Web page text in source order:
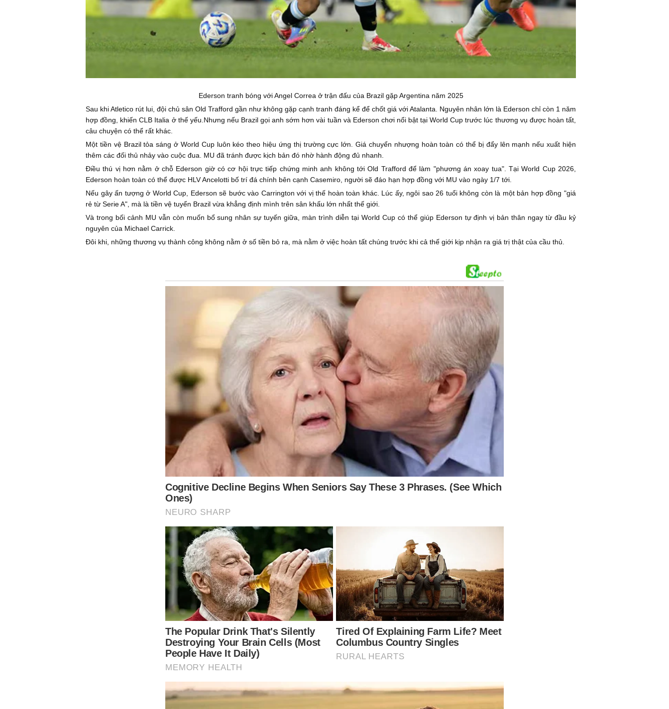
Ederson tranh bóng với Angel Correa ở trận đấu của Brazil gặp Argentina năm 2025
Sau khi Atletico rút lui, đội chủ sân Old Trafford gần như không gặp cạnh tranh đáng kể để chốt giá với Atalanta. Nguyên nhân lớn là Ederson chỉ còn 1 năm
hợp đồng, khiến CLB Italia ở thế yếu.Nhưng nếu Brazil gọi anh sớm hơn vài tuần và Ederson chơi nổi bật tại World Cup trước lúc thương vụ được hoàn tất,
câu chuyện có thể rất khác.
Một tiền vệ Brazil tỏa sáng ở World Cup luôn kéo theo hiệu ứng thị trường cực lớn. Giá chuyển nhượng hoàn toàn có thể bị đẩy lên mạnh nếu xuất hiện
thêm các đối thủ nhảy vào cuộc đua. MU đã tránh được kịch bản đó nhờ hành động đủ nhanh.
Điều thú vị hơn nằm ở chỗ Ederson giờ có cơ hội trực tiếp chứng minh anh không tới Old Trafford để làm "phương án xoay tua". Tại World Cup 2026,
Ederson hoàn toàn có thể được HLV Ancelotti bố trí đá chính bên cạnh Casemiro, người sẽ đáo hạn hợp đồng với MU vào ngày 1/7 tới.
Nếu gây ấn tượng ở World Cup, Ederson sẽ bước vào Carrington với vị thế hoàn toàn khác. Lúc ấy, ngôi sao 26 tuổi không còn là một bản hợp đồng "giá
rẻ từ Serie A", mà là tiền vệ tuyển Brazil vừa khẳng định mình trên sân khấu lớn nhất thế giới.
Và trong bối cảnh MU vẫn còn muốn bổ sung nhân sự tuyến giữa, màn trình diễn tại World Cup có thể giúp Ederson tự định vị bản thân ngay từ đầu kỷ
nguyên của Michael Carrick.
Đôi khi, những thương vụ thành công không nằm ở số tiền bỏ ra, mà nằm ở việc hoàn tất chúng trước khi cả thế giới kịp nhận ra giá trị thật của cầu thủ.